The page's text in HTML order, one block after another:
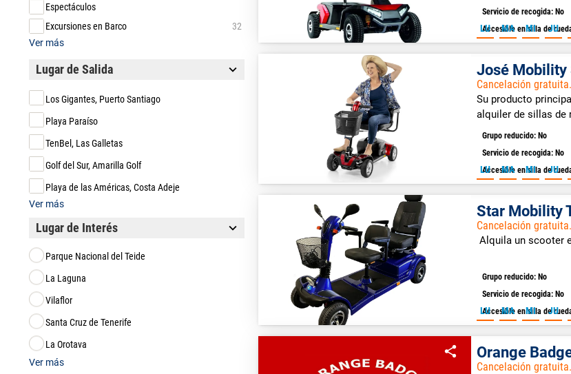
Espectáculos
Excursiones en Barco
32
Ver más
Lugar de Salida
Los Gigantes, Puerto Santiago
Playa Paraíso
TenBel, Las Galletas
Golf del Sur, Amarilla Golf
Playa de las Américas, Costa Adeje
Ver más
Lugar de Interés
Parque Nacional del Teide
La Laguna
Vilaflor
Santa Cruz de Tenerife
La Orotava
Ver más
Servicio de recogida: No
Accesible en silla de
LU MA MI JU
José Mobility
Cancelación gratuita.
Su producto
alquiler de sillas de
Grupo reducido: No
Servicio de recogida: No
Accesible en silla de
LU MA MI JU
Star Mobility
Cancelación gratuita.
Alquila un scooter
Grupo reducido: No
Servicio de recogida: No
Accesible en silla de
LU MA MI JU
Orange
Cancelación gratuita.